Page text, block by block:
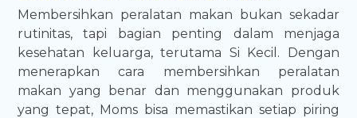
Membersihkan peralatan makan bukan sekadar
rutinitas, tapi bagian penting dalam menjaga
kesehatan keluarga, terutama Si Kecil. Dengan
menerapkan cara membersihkan peralatan
makan yang benar dan menggunakan produk
yang tepat, Moms bisa memastikan setiap piring